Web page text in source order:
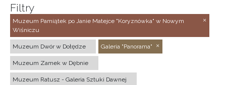
Filtry
Muzeum Pamiątek po Janie Matejce "Koryznówka" w Nowym
Wiśniczu
Muzeum Dwór w Dołędze Galeria "Panorama"
Muzeum Zamek w Dębnie
Muzeum Ratusz - Galeria Sztuki Dawnej